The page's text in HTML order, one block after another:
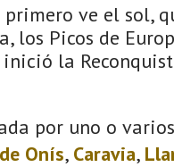
ve el sol,
los Picos de
la
por uno o
Onís, Caravia,